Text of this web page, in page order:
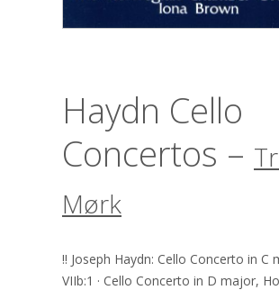
Haydn Cello
Concertos –
Mørk
!! Joseph Haydn: Cello Concerto in C
VIIb:1 · Cello Concerto in D major,